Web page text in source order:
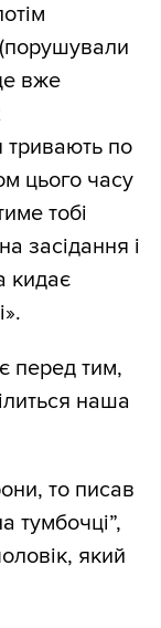
вже
тривають по
цього часу
тобі
засідання і
кидає
перед тим,
наша
то писав
тумбочці”,
який